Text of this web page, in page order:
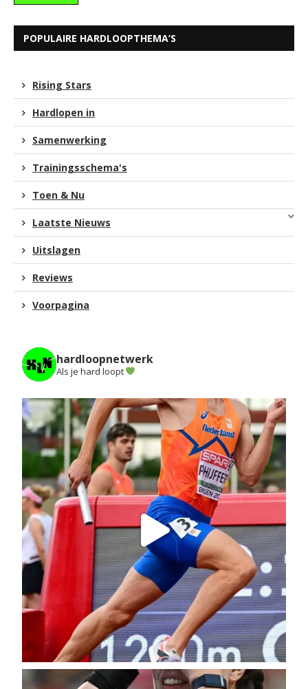
POPULAIRE HARDLOOPTHEMA’S
Rising Stars
Hardlopen in
Samenwerking
Trainingsschema's
Toen & Nu
Laatste Nieuws
Uitslagen
Reviews
Voorpagina
hardloopnetwerk
Als je hard loopt